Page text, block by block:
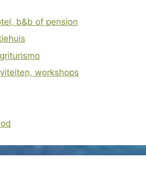
b&b of pension
workshops